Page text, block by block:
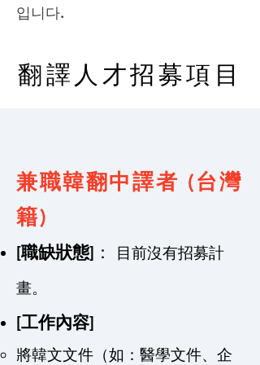
입니다.
翻譯人才招募項目
兼職韓翻中譯者 (台灣
籍)
[職缺狀態] ：
目前沒有招募計
畫。
​[工作內容]
將韓文文件（如：醫學文件、企